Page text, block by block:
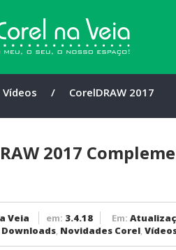
Vídeos /
CorelDRAW 2017
Surface Dial
2017
Veia em: 3.4.18 Em:
Downloads, Novidades Corel,